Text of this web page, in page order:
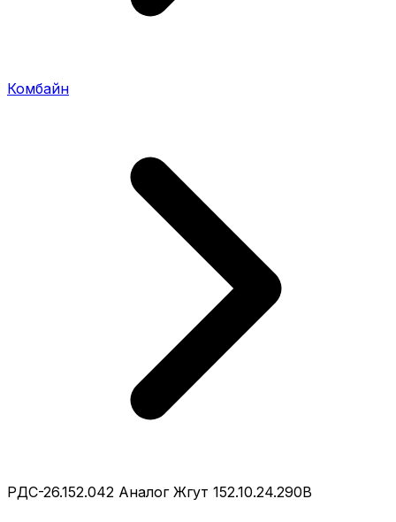
Комбайн
РДС-26.152.042 Аналог Жгут 152.10.24.290В